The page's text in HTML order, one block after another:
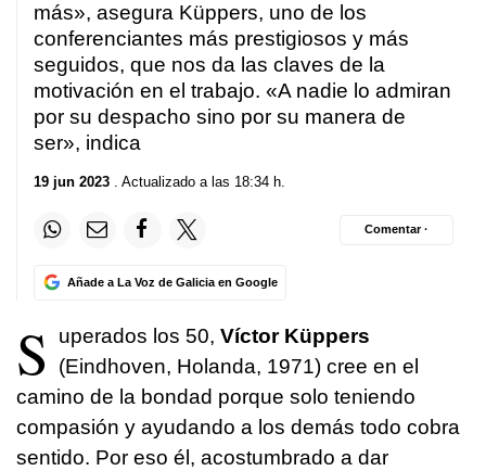
más», asegura Küppers, uno de los
conferenciantes más prestigiosos y más
seguidos, que nos da las claves de la
motivación en el trabajo. «A nadie lo admiran
por su despacho sino por su manera de
ser», indica
19 jun 2023 . Actualizado a las 18:34 h.
Añade a La Voz de Galicia en Google
Comentar ·
S uperados los 50, Víctor Küppers
(Eindhoven, Holanda, 1971) cree en el
camino de la bondad porque solo teniendo
compasión y ayudando a los demás todo cobra
sentido. Por eso él, acostumbrado a dar